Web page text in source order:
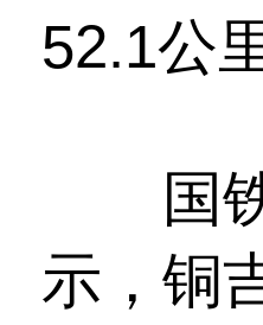
52.1公
国铁
示，铜